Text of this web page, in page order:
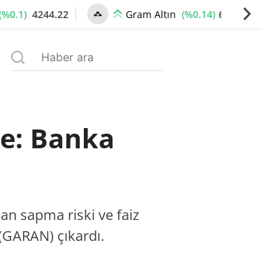
4244.22 Gram Altın (%0.14) 6501.88
Banka
sapma riski ve faiz
çıkardı.